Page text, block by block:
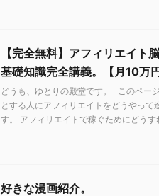
【完全無料】アフィリエイト
基礎知識完全講義。【月10万
どうも、ゆとりの殿堂です。 このペー
とする人にアフィリエイトをどうやっ
す。 アフィリエイトで稼ぐためにどうす
好きな漫画紹介。